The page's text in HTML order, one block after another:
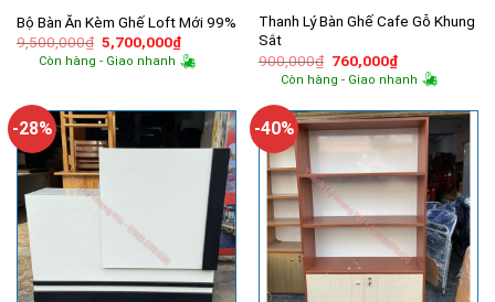
Bộ Bàn Ăn Kèm Ghế Loft Mới 99%
9,500,000₫ Giá
gốc
là:
5,700,000₫Giá
hiện
tại
Còn hàng - Giao nhanh
Thanh Lý Bàn Ghế Cafe Gỗ Khung
Sắt
900,000₫ Giá
gốc
là:
760,000₫Giá
hiện
tại
760,000₫.
Còn hàng - Giao nhanh
-28% -40%